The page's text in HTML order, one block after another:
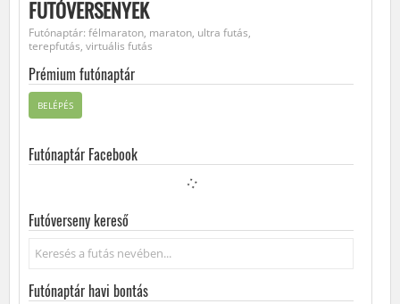
FUTÓVERSENYEK
Futónaptár: félmaraton, maraton, ultra futás,
terepfutás, virtuális futás
Prémium futónaptár
BELÉPÉS
Futónaptár Facebook
Futóverseny kereső
Keresés...
Futónaptár havi bontás